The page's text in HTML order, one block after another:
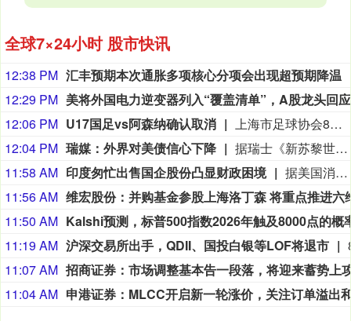
全球7×24小时 股市快讯
12:38 PM 汇丰预期本次通胀多项核心分项会出现超预期降温
12:29 PM
12:06 PM U17国足vs阿森纳确认取消
上海市足球协会8月9日中午在微信公众号上发布公告，2026上海明日之星冠军杯男子组决赛取消。决赛对阵为中国男足U17对阵阿森纳U17，受台风影响，本场比赛现已确定取消，不延期进行。
12:04 PM 瑞媒：外界对美债信心下降
据瑞士《新苏黎世报》网站8月5日报道，截至2025年底，美国未偿国债规模达30.7万亿美元，相当于美国国内生产总值的95%左右。政府总债务甚至更高，占国内生产总值比例超过120%，但其中一部分并未在市场上流通，而是由美国联邦储备委员会（美联储）等机构持有。（参考消息）
11:58 AM 印度匆忙出售国企股份凸显财政困境
据美国消费者新闻与商业频道网站8月5日报道，印度政府今年一直急于出售其在国有企业的股份。到目前为止，该国已经减持了10家国有企业的股份，今年共筹集资金超过6200亿卢比（约合65亿美元）。当通胀压力和财政限制可能抑制政府支出时，印度很难保住全球增长最快的大型经济体的地位。报道称，但印度不能失去其经济增长优势，因为它正在争夺全球投资者的注意力。这些投资者已经把印度放在了次要位置，因为他们专注于人工智能驱动的业务，而这正是这个南亚国家的经济增长故事所缺失的。（参考消息）
11:56 AM
11:50 AM
11:19 AM 沪深交易所出手，QDII、国投白银等LOF将退市
11:07 AM
11:04 AM